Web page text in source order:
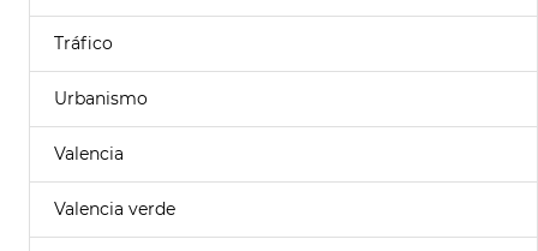
Tráfico
Urbanismo
Valencia
Valencia verde